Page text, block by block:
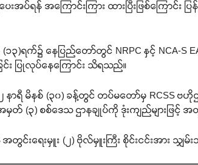
အပ်ရန် အကြောင်းကြား ထားပြီးဖြစ်ကြော
)ရက်၌ နေပြည်တော်တွင် NRPC နှင့် NCA-S
ပြုလုပ်နေကြောင်း သိရသည်။
ာရီ မိနစ် (၃၀) ခန့်တွင် တပ်မတော်မှ RCSS ဗဟို
အမှတ် (၃) စစ်ဒေသ ဌာနချုပ်ကို ဒုံးကျည်များ
တွင်းရေးမှူး (၂) ဗိုလ်မှူးကြီး စိုင်းငင်းအား သျှမ်